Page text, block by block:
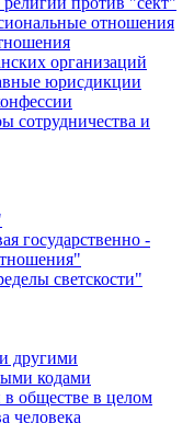
отношения
организаций
юрисдикции
сотрудничества и
государственно -
светскости"
другими
кодами
обществе в целом
человека